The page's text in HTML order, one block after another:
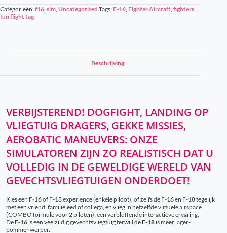
Categorieën:f16_sim, Uncategorised Tags: F-16, Fighter Aircraft, fighters,
fun flight tag
Beschrijving
VERBIJSTEREND! DOGFIGHT, LANDING OP
VLIEGTUIG DRAGERS, GEKKE MISSIES,
AEROBATIC MANEUVERS: ONZE
SIMULATOREN ZIJN ZO REALISTISCH DAT U
VOLLEDIG IN DE GEWELDIGE WERELD VAN
GEVECHTSVLIEGTUIGEN ONDERDOET!
Kies een F-16 of F-18 experience (enkele piloot), of zelfs de F-16 en F-18 tegelijk
met een vriend, familieleed of collega, en vlieg in hetzelfde virtuele airspace
(COMBO formule voor 2 piloten): een verbluffende interactieve ervaring.
DeF-16 is een veelzijdig gevechtsvliegtuig terwijl deF-18 is meer jager-
bommenwerper.